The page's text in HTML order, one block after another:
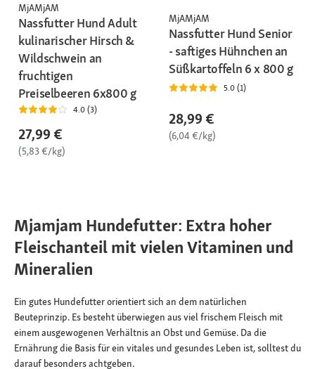
MjAMjAM
Nassfutter Hund Adult
kulinarischer Hirsch &
Wildschwein an
fruchtigen
Preiselbeeren 6x800 g
4.0 (3)
27,99 €
(5,83 €/kg)
MjAMjAM
Nassfutter Hund Senior
- saftiges Hühnchen an
Süßkartoffeln 6 x 800 g
5.0 (1)
28,99 €
(6,04 €/kg)
Mjamjam Hundefutter: Extra hoher
Fleischanteil mit vielen Vitaminen und
Mineralien
Ein gutes Hundefutter orientiert sich an dem natürlichen
Beuteprinzip. Es besteht überwiegen aus viel frischem Fleisch mit
einem ausgewogenen Verhältnis an Obst und Gemüse. Da die
Ernährung die Basis für ein vitales und gesundes Leben ist, solltest du
darauf besonders achtgeben.